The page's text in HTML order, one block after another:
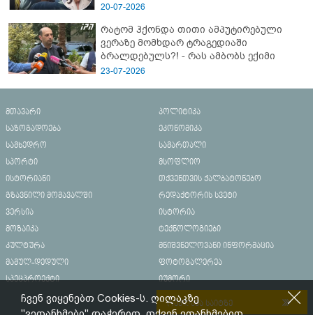
20-07-2026
რატომ ჰქონდა თითი ამპუტირებული
ვერაზე მომხდარ ტრაგედიაში
ბრალდებულს?! - რას ამბობს ექიმი
23-07-2026
მთავარი
პოლიტიკა
საზოგადოება
ეკონომიკა
სამხედრო
სამართალი
სპორტი
მსოფლიო
ისტორიანი
თქვენთვის ქალბატონებო
გზავნილი მომავალში
რედაქტორის სვეტი
ვერსია
ისტორია
მოზაიკა
ტექნოლოგიები
კულტურა
მნიშვნელოვანი ინფორმაცია
მამულ-დედული
ფოტოგალერეა
სპეცპროექტი
იუმორი
რეკლამა საიტზე
ჩვენ ვიყენებთ Cookies-ს. ღილაკზე